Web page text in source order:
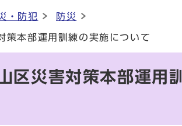
・防犯 防災
策本部運用訓練の実施について
区災害対策本部運用